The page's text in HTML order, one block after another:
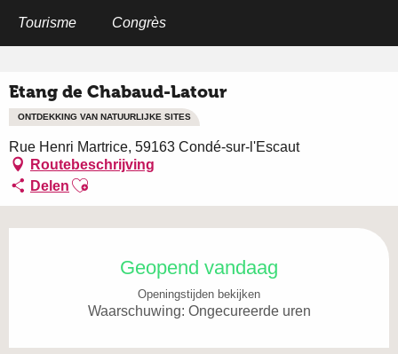
Tourisme Congrès
Etang de Chabaud-Latour
ONTDEKKING VAN NATUURLIJKE SITES
Rue Henri Martrice, 59163 Condé-sur-l'Escaut
Routebeschrijving
Delen Ajouter aux favoris
Geopend vandaag
Openingstijden bekijken
Waarschuwing: Ongecureerde uren